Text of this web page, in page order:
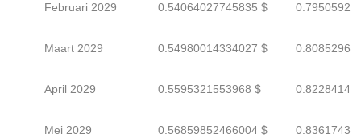
Februari 2029 0.54064027745835 $
Maart 2029 0.54980014334027 $
April 2029 0.5595321553968 $
Mei 2029 0.56859852466004 $